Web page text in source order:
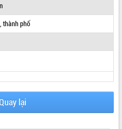
thành phố
lại